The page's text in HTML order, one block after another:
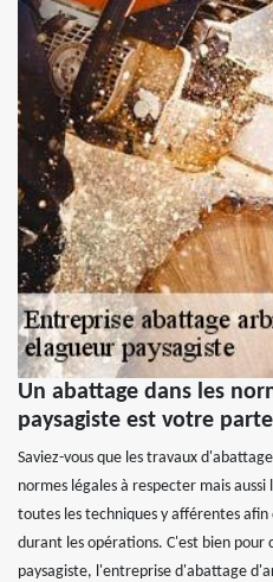
Un abattage dans les
paysagiste est votre
Saviez-vous que les travaux
normes légales à respecter mais
toutes les techniques y afférentes
durant les opérations. C'est bien pour
paysagiste, l'entreprise d'abattage